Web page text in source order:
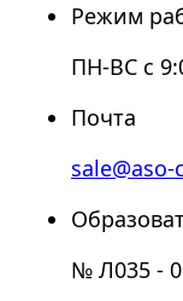
Режим
ПН-ВС с
Почта
№ Л035 -